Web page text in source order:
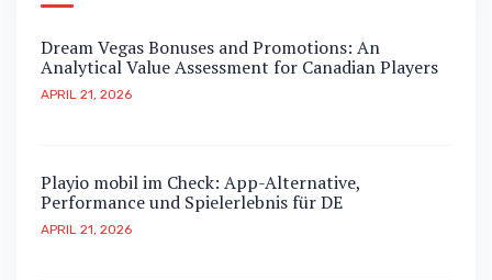
Dream Vegas Bonuses and Promotions: An
Analytical Value Assessment for Canadian Players
APRIL 21, 2026
Playio mobil im Check: App-Alternative,
Performance und Spielerlebnis für DE
APRIL 21, 2026